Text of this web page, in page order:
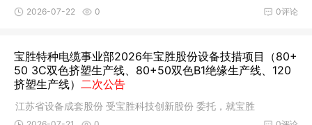
0评论
2026-07-22 0
宝胜特种电缆事业部2026年宝胜股份设备技措项目（80+
50 3C双色挤塑生产线、80+50双色B1绝缘生产线、120
挤塑生产线） 二次公告
江苏省设备成套股份 受宝胜科技创新股份 委托，就宝胜